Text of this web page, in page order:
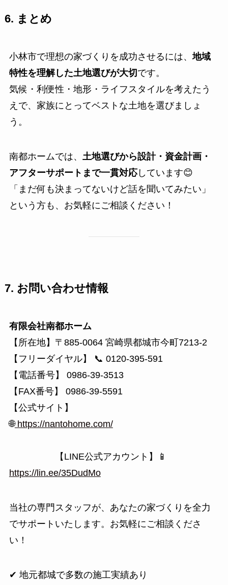
6. まとめ
小林市で理想の家づくりを成功させるには、地域
特性を理解した土地選びが大切 です。
気候・利便性・地形・ライフスタイルを考えたう
えで、家族にとってベストな土地を選びましょ
う。
南都ホームでは、 土地選びから設計・資金計画・
アフターサポートまで一貫対応しています😊
「まだ何も決まってないけど話を聞いてみたい」
という方も、お気軽にご相談ください！
7. お問い合わせ情報
有限会社南都ホーム
【所在地】〒885-0064 宮崎県都城市今町7213-2
【フリーダイヤル】 📞 0120-395-591
【電話番号】 0986-39-3513
【FAX番号】 0986-39-5591
【公式サイト】
🌐https://nantohome.com/
【LINE公式アカウント】📱
https://lin.ee/35DudMo
当社の専門スタッフが、あなたの家づくりを全力
でサポートいたします。お気軽にご相談くださ
い！
✔ 地元都城で多数の施工実績あり